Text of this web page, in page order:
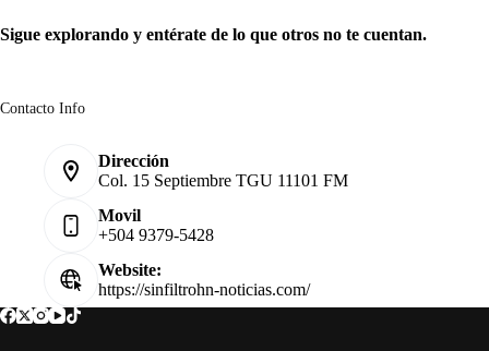
Sigue explorando y entérate de lo que otros no te cuentan.
Contacto Info
Dirección
Col. 15 Septiembre TGU 11101 FM
Movil
+504 9379-5428
Website:
https://sinfiltrohn-noticias.com/